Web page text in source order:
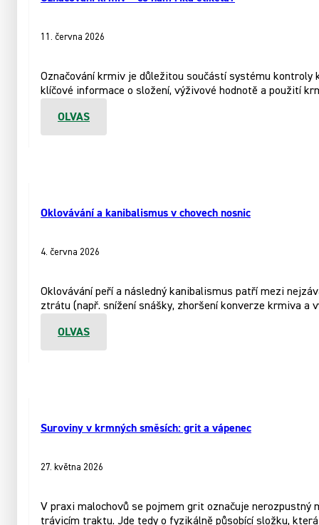
11. června 2026
Označování krmiv je důležitou součástí systému
klíčové informace o složení, výživové hodnotě a použití
OLVAS
Oklovávání a kanibalismus v chovech nosnic
4. června 2026
Oklovávání peří a následný kanibalismus patří mezi
ztrátu (např. snížení snášky, zhoršení konverze krmiva a
OLVAS
Suroviny v krmných směsích: grit a vápenec
27. května 2026
V praxi malochovů se pojmem grit označuje
trávicím traktu. Jde tedy o fyzikálně působící složku,